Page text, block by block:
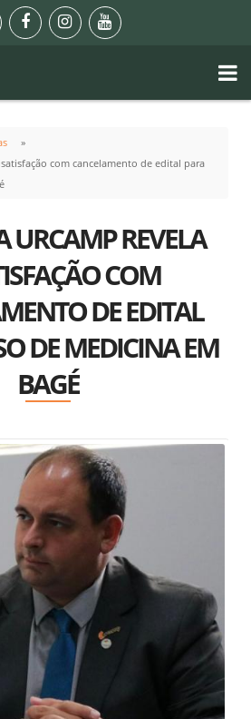
com cancelamento de edital para
URCAMP REVELA
COM
DE EDITAL
DE MEDICINA EM
BAGÉ